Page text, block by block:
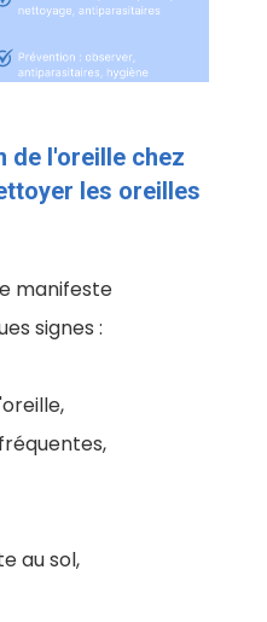
de l'oreille chez
les oreilles
manifeste
signes :
au sol,